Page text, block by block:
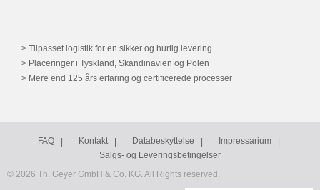
Tilpasset logistik for en sikker og hurtig levering
Placeringer i Tyskland, Skandinavien og Polen
Mere end 125 års erfaring og certificerede processer
FAQ Kontakt Databeskyttelse
Impressarium
Salgs- og Leveringsbetingelser
© 2026 Th. Geyer GmbH & Co. KG. All Rights reserved.